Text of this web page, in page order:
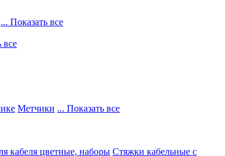
... Показать все
все
Метчики ... Показать все
кабеля цветные, наборы Стяжки кабельные с